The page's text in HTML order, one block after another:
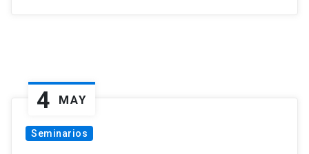
4 MAY
Seminarios